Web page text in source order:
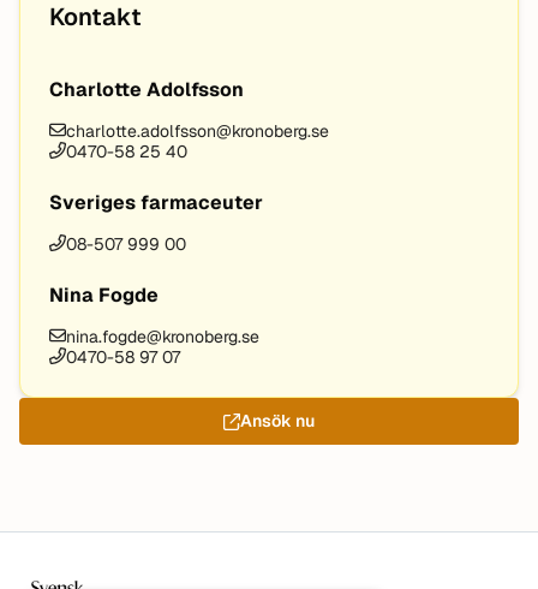
Kontakt
Charlotte Adolfsson
charlotte.adolfsson@kronoberg.se
0470-58 25 40
Sveriges farmaceuter
08-507 999 00
Nina Fogde
nina.fogde@kronoberg.se
0470-58 97 07
Ansök nu